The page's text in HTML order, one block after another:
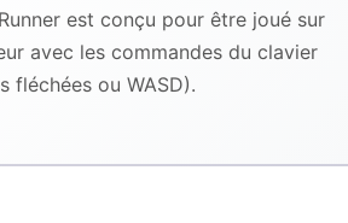
est conçu pour être joué sur
avec les commandes du clavier
fléchées ou WASD).